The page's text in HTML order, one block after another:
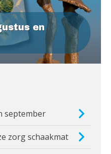
en
september
zorg schaakmat